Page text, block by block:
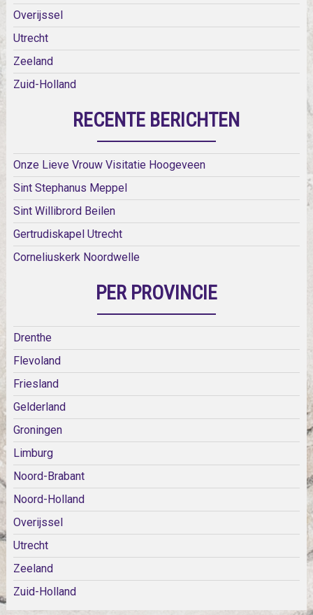
Overijssel
Utrecht
Zeeland
Zuid-Holland
RECENTE BERICHTEN
Onze Lieve Vrouw Visitatie Hoogeveen
Sint Stephanus Meppel
Sint Willibrord Beilen
Gertrudiskapel Utrecht
Corneliuskerk Noordwelle
PER PROVINCIE
Drenthe
Flevoland
Friesland
Gelderland
Groningen
Limburg
Noord-Brabant
Noord-Holland
Overijssel
Utrecht
Zeeland
Zuid-Holland